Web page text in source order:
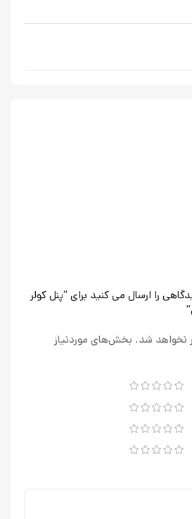
را ارسال می کنید برای “پنل کولر
نخواهد شد. بخش‌های موردنیاز